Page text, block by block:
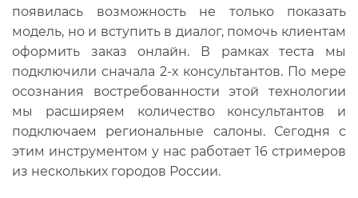
появилась возможность не только показать
модель, но и вступить в диалог, помочь клиентам
оформить заказ онлайн. В рамках теста мы
подключили сначала 2-х консультантов. По мере
осознания востребованности этой технологии
мы расширяем количество консультантов и
подключаем региональные салоны. Сегодня с
этим инструментом у нас работает 16 стримеров
из нескольких городов России.